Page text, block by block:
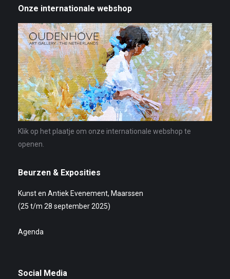
Onze internationale webshop
Klik op het plaatje om onze internationale webshop te
openen.
Beurzen & Exposities
Kunst en Antiek Evenement, Maarssen
(25 t/m 28 september 2025)
Agenda
Social Media